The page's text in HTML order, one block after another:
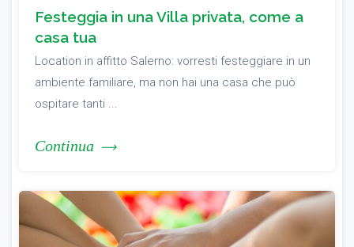
Festeggia in una Villa privata, come a
casa tua
Location in affitto Salerno: vorresti festeggiare in un
ambiente familiare, ma non hai una casa che può
ospitare tanti ...
Continua